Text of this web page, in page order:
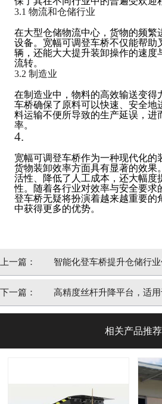
3.1 物流和仓储行业
在大型仓储物流中心，货物的频繁
设备。宽幅可调登车桥不仅能帮助
辆，还能大大提升装卸操作的速度
流转。
3.2 制造业
在制造业中，物料的高效输送变得
车桥确保了原料可以快速、安全地
料运输不便所导致的生产延误，进
率。
4.
宽幅可调登车桥作为一种现代化的
货物装卸效率方面具有显著的效果
活性、降低了人工成本，还大幅度
性。随着各行业对效率与安全要求
登车桥无疑将扮演着越来越重要的
中获得更多的优势。
上一篇： 智能化登车桥提升仓储行
下一篇： 高精度丝杆升降平台，适
相关产品推荐